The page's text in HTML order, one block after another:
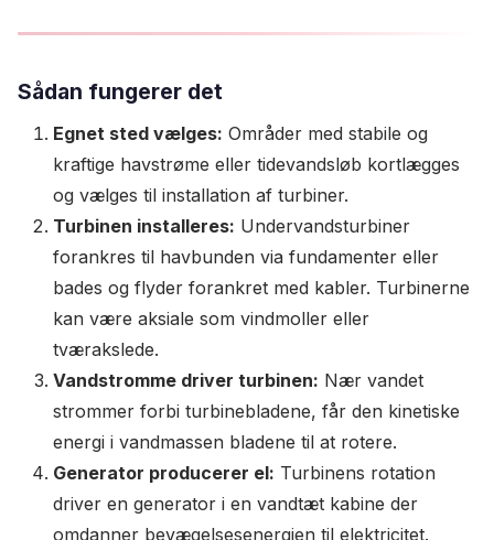
Sådan fungerer det
Egnet sted vælges: Områder med stabile og
kraftige havstrøme eller tidevandsløb kortlægges
og vælges til installation af turbiner.
Turbinen installeres: Undervandsturbiner
forankres til havbunden via fundamenter eller
bades og flyder forankret med kabler. Turbinerne
kan være aksiale som vindmoller eller
tværakslede.
Vandstromme driver turbinen: Nær vandet
strommer forbi turbinebladene, får den kinetiske
energi i vandmassen bladene til at rotere.
Generator producerer el: Turbinens rotation
driver en generator i en vandtæt kabine der
omdanner bevægelsesenergien til elektricitet.